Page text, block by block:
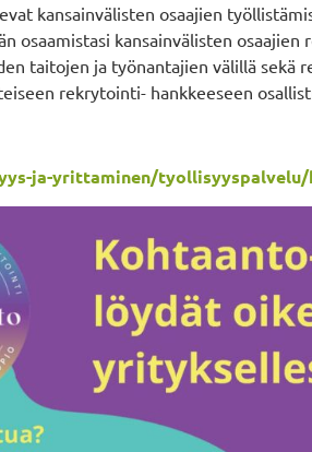
kansainvälisten osaajien
osaamistasi kansainvälisten
taitojen ja työnantajien välillä sekä
rekrytointi- hankkeeseen
ja-yrittaminen/tyollisyyspalvelu/